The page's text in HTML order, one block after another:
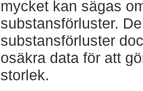
mycket kan sägas
substansförluster.
substansförluster
osäkra data för att
storlek.